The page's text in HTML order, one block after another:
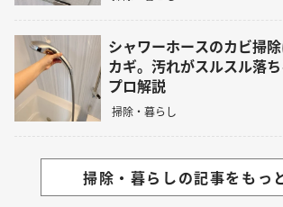
シャワーホースのカビ掃
カギ。汚れがスルスル落
プロ解説
掃除・暮らし
掃除・暮らしの記事をもっ